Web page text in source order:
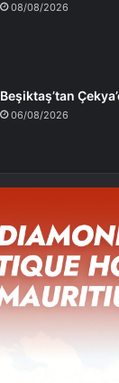
08/08/2026
Beşiktaş’tan
06/08/2026